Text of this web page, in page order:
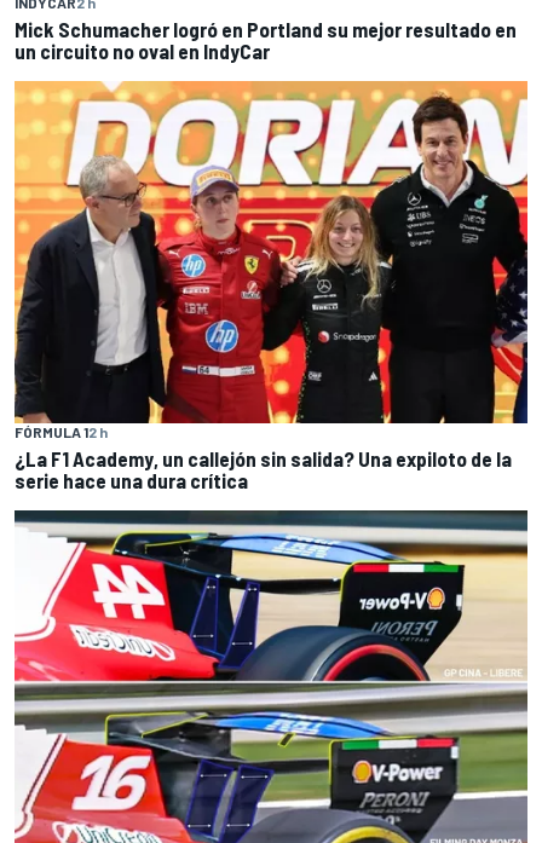
Mick Schumacher logró en Portland su mejor resultado en
un circuito no oval en IndyCar
FÓRMULA 12 h
¿La F1 Academy, un callejón sin salida? Una expiloto de la
serie hace una dura crítica